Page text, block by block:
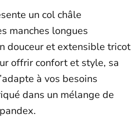
un col châle
manches longues
douceur et extensible tricot
offrir confort et style, sa
à vos besoins
dans un mélange de